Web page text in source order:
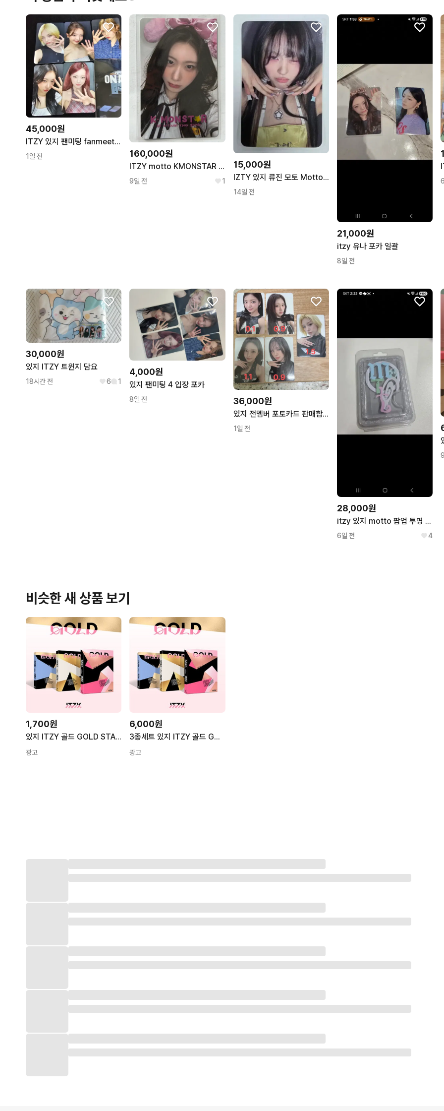
꼭 필요한 문의만 해요.
45,000원
ITZY 있지 팬미팅 fanmeeting 입장 포토카드 포카 키링 티켓
1일 전 160,000원
ITZY motto KMONSTAR 당첨자 포토카드
9일 전 1
15,000원
IZTY 있지 류진 모토 Motto 위드뮤 특전 포토카드
14일 전
21,000원
itzy 유나 포카 일괄
8일 전
30,000원
있지 ITZY 트윈지 담요
18시간 전 6 1
4,000원
있지 팬미팅 4 입장 포카
8일 전 36,000원
있지 전멤버 포토카드 판매합니다!!
1일 전
28,000원
itzy 있지 motto 팝업 투명 클리어 카드 케이스
6일 전 4
비슷한 새 상품 보기
1,700원
있지 ITZY 골드 GOLD STANDARD 일반반 버전 3종 중 랜덤발송
광고
6,000원
3종세트 있지 ITZY 골드 GOLD STANDARD 일반반
광고